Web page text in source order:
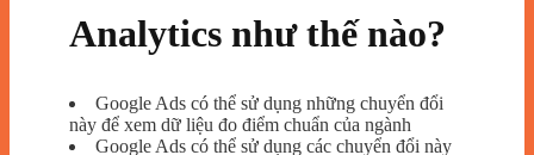
Analytics như thế nào?
Google Ads có thể sử dụng những chuyển đổi
này để xem dữ liệu đo điểm chuẩn của ngành
Google Ads có thể sử dụng các chuyển đổi này